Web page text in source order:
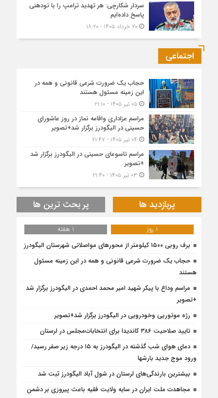
سردار شکارچی: هر تهدید ترامپ را با تودهنی
پاسخ داده‌ایم
۲۰ خرداد ۱۴۰۵ - ۱۸:۲۰
اجتماعی
حجاب یک ضرورت شرعی قانونی و همه در
این زمینه مسئول هستند
۰۵ تیر ۱۴۰۵ - ۲۱:۱۰
مراسم عزاداری واقامه نماز در روز عاشورای
حسینی در الیگودرز برگزار شد+تصویر
مراسم تاسوعای حسینی در الیگودرز برگزار شد
+تصویر
پربازدید ها پر بحث ترین ها
1 روز
1 هفته
برف روبی ۱۵۰۰ کیلومتر از محور‌های مواصلاتی شهرستان الیگودرز
حجاب یک ضرورت شرعی قانونی و همه در این زمینه مسئول
هستند
مراسم وداع با پیکر شهید امیر محمد احمدی در الیگودرز برگزار شد
+تصویر
رژه موتوریی وخودرویی در الیگودرز برگزار شد+تصویر
تایید صلاحیت ۳۸۶ کاندیدا برای انتخابات‌مجلس در لرستان
دمای هوای شب گذشته در الیگودرز به ۱۵ درجه زیر صفر رسید/
ورود موج جدید بارشها
بیشترین بارندگی‌های لرستان در شول آباد الیگودرز ثبت شد
مجاهدت ملت ایران در سایه ولایت فقیه باعث پیروزی بر دشمن